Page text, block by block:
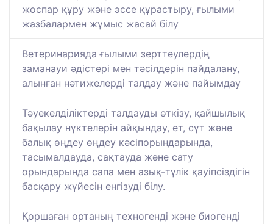
жоспар құру және эссе құрастыру, ғылыми
жазбалармен жұмыс жасай білу
Ветеринарияда ғылыми зерттеулердің
заманауи әдістері мен тәсілдерін пайдалану,
алынған нәтижелерді талдау және пайымдау
Тәуекелділіктерді талдауды өткізу, қайшылық
бақылау нүктелерін айқындау, ет, сүт және
балық өңдеу өңдеу кәсіпорындарында,
тасымалдауда, сақтауда және сату
орындарында сапа мен азық-түлік қауіпсіздігін
басқару жүйесін енгізуді білу.
Қоршаған ортаның техногенді және биогенді